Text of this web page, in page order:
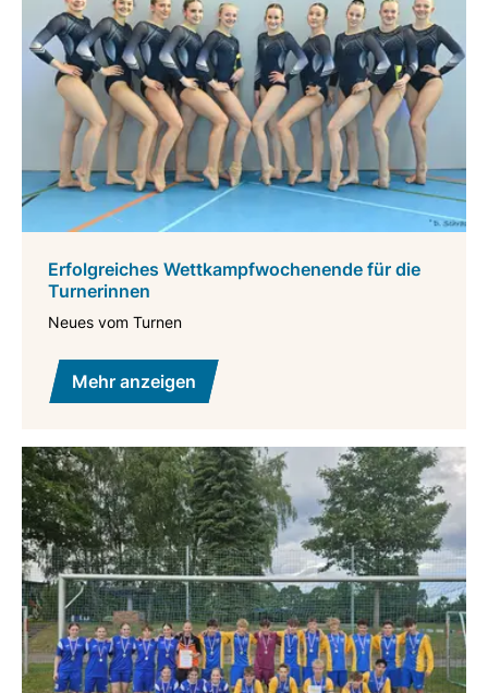
Erfolgreiches Wettkampfwochenende für die
Turnerinnen
Neues vom Turnen
Mehr anzeigen